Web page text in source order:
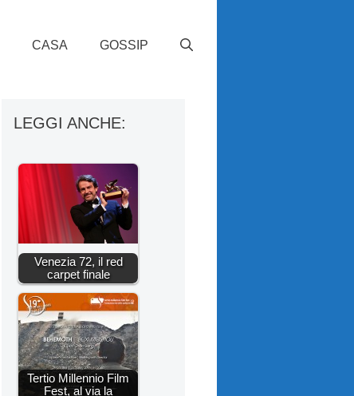
CASA GOSSIP
LEGGI ANCHE:
Venezia 72, il red
carpet finale
Tertio Millennio Film
Fest, al via la